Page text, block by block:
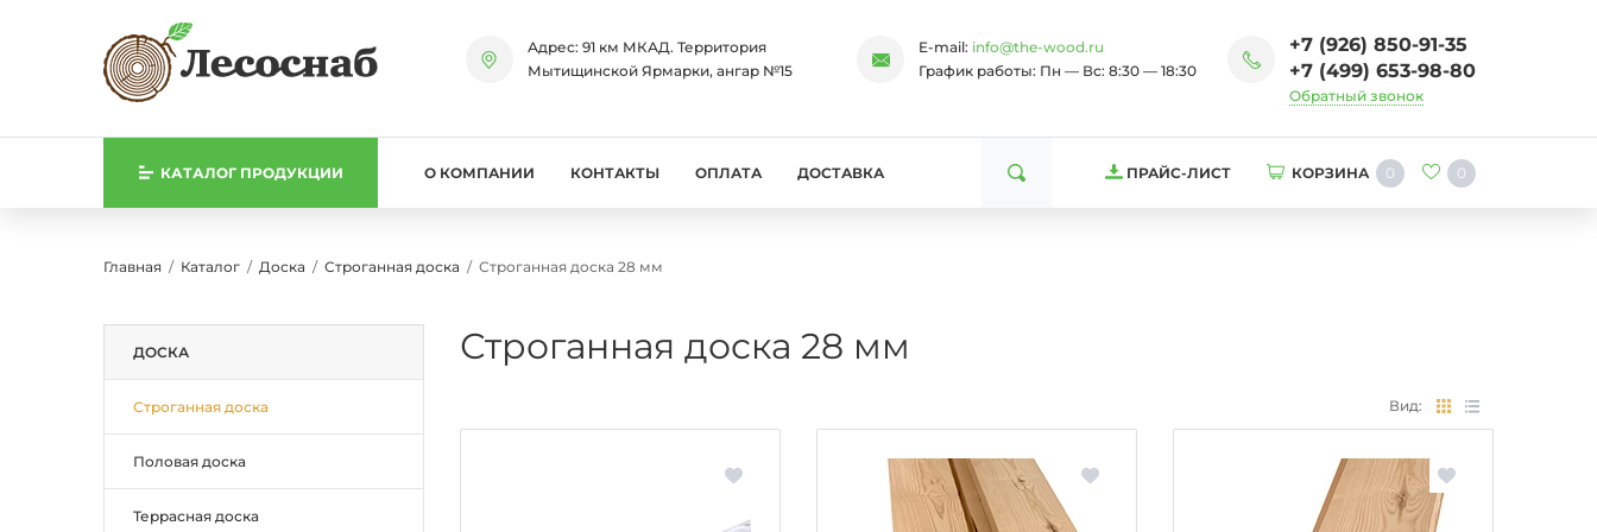
Адрес: 91 км МКАД. Территория
Мытищинской Ярмарки, ангар №15
E-mail: info@the-wood.ru
График работы: Пн — Вс: 8:30 — 18:30
+7 (926) 850-91-35
+7 (499) 653-98-80
Обратный звонок
КАТАЛОГ ПРОДУКЦИИ О КОМПАНИИ КОНТАКТЫ ОПЛАТА ДОСТАВКА ПРАЙС-ЛИСТ КОРЗИНА 0 0
Главная Каталог Доска Строганная доска Строганная доска 28 мм
ДОСКА
Строганная доска
Половая доска
Террасная доска
Строганная доска 28 мм
Вид: